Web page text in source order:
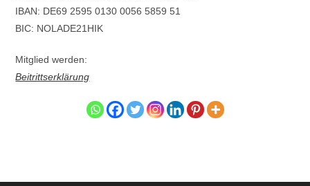
IBAN: DE69 2595 0130 0056 5859 51
BIC: NOLADE21HIK
Mitglied werden:
Beitrittserklärung